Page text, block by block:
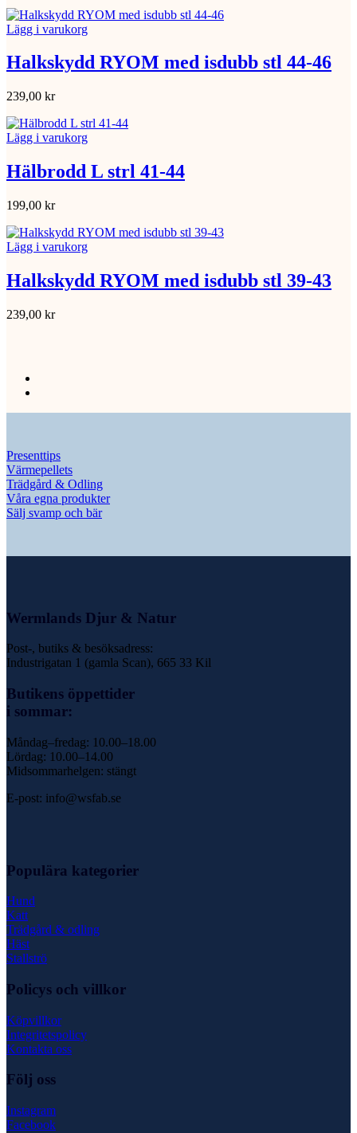
Lägg i varukorg
Halkskydd RYOM med isdubb stl 44-46
239,00 kr
Lägg i varukorg
Hälbrodd L strl 41-44
199,00 kr
Lägg i varukorg
Halkskydd RYOM med isdubb stl 39-43
239,00 kr
Presenttips
Värmepellets
Trädgård & Odling
Våra egna produkter
Sälj svamp och bär
Wermlands Djur & Natur
Post-, butiks & besöksadress:
Industrigatan 1 (gamla Scan), 665 33 Kil
Butikens öppettider
i sommar:
Måndag–fredag: 10.00–18.00
Lördag: 10.00–14.00
Midsommarhelgen: stängt
E-post: info@wsfab.se
Populära kategorier
Hund
Katt
Trädgård & odling
Häst
Stallströ
Policys och villkor
Köpvillkor
Integritetspolicy
Kontakta oss
Följ oss
Instagram
Facebook